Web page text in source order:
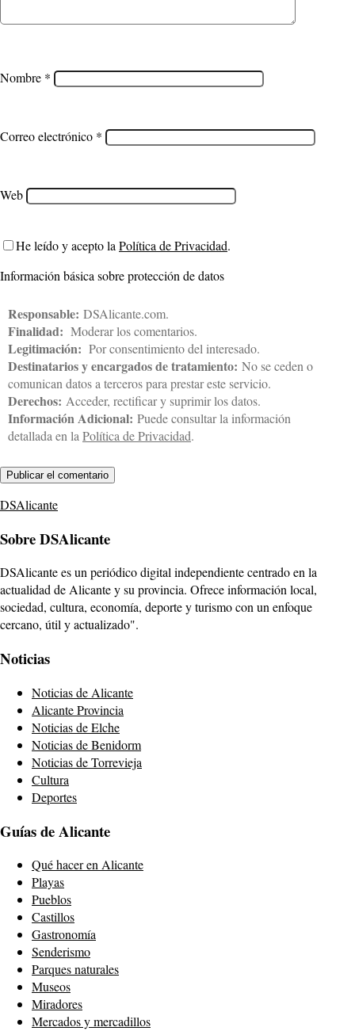
Nombre *
Correo electrónico *
Web
He leído y acepto la Política de Privacidad.
Información básica sobre protección de datos
Responsable: DSAlicante.com.
Finalidad: Moderar los comentarios.
Legitimación: Por consentimiento del interesado.
Destinatarios y encargados de tratamiento: No se ceden o
comunican datos a terceros para prestar este servicio.
Derechos: Acceder, rectificar y suprimir los datos.
Información Adicional: Puede consultar la información
detallada en la Política de Privacidad.
DSAlicante
Sobre DSAlicante
DSAlicante es un periódico digital independiente centrado en la
actualidad de Alicante y su provincia. Ofrece información local,
sociedad, cultura, economía, deporte y turismo con un enfoque
cercano, útil y actualizado".
Noticias
Noticias de Alicante
Alicante Provincia
Noticias de Elche
Noticias de Benidorm
Noticias de Torrevieja
Cultura
Deportes
Guías de Alicante
Qué hacer en Alicante
Playas
Pueblos
Castillos
Gastronomía
Senderismo
Parques naturales
Museos
Miradores
Mercados y mercadillos